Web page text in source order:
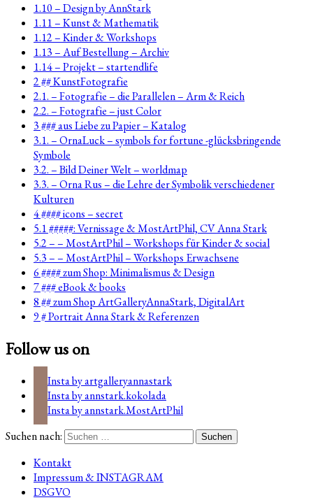
1.10 – Design by AnnStark
1.11 – Kunst & Mathematik
1.12 – Kinder & Workshops
1.13 – Auf Bestellung – Archiv
1.14 – Projekt – startendlife
2 ## KunstFotografie
2.1. – Fotografie – die Parallelen – Arm & Reich
2.2. – Fotografie – just Color
3 ### aus Liebe zu Papier – Katalog
3.1. – OrnaLuck – symbols for fortune -glücksbringende
Symbole
3.2. – Bild Deiner Welt – worldmap
3.3. – Orna Rus – die Lehre der Symbolik verschiedener
Kulturen
4 #### icons – secret
5.1 #####: Vernissage & MostArtPhil, CV Anna Stark
5.2 – – MostArtPhil – Workshops für Kinder & social
5.3 – – MostArtPhil – Workshops Erwachsene
6 #### zum Shop: Minimalismus & Design
7 ### eBook & books
8 ## zum Shop ArtGalleryAnnaStark, DigitalArt
9 # Portrait Anna Stark & Referenzen
Follow us on
Insta by artgalleryannastark
Insta by annstark.kokolada
Insta by annstark.MostArtPhil
Suchen nach:
Kontakt
Impressum & INSTAGRAM
DSGVO